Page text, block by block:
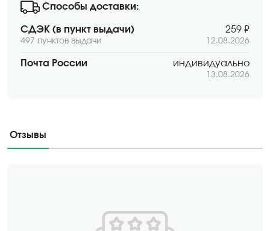
Способы доставки:
СДЭК (в пункт выдачи)
497 пунктов выдачи
259 ₽
12.08.2026
Почта России индивидуально
13.08.2026
Отзывы